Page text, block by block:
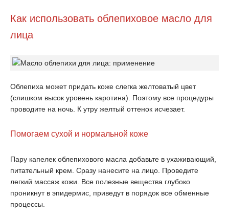
Как использовать облепиховое масло для
лица
Облепиха может придать коже слегка желтоватый цвет
(слишком высок уровень каротина). Поэтому все процедуры
проводите на ночь. К утру желтый оттенок исчезает.
Помогаем сухой и нормальной коже
Пару капелек облепихового масла добавьте в ухаживающий,
питательный крем. Сразу нанесите на лицо. Проведите
легкий массаж кожи. Все полезные вещества глубоко
проникнут в эпидермис, приведут в порядок все обменные
процессы.